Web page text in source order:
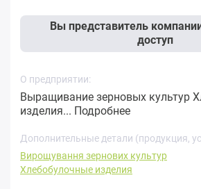
Вы представитель
доступ
О предприятии:
Выращивание зерновых культур
изделия... Подробнее
Дополнительные детали (продукция,
Вирощування зернових культур
Хлебобулочные изделия